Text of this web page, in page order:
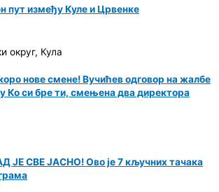
пут између Куле и Црвенке
округ, Кула
нове смене! Вучићев одговор на жалбе
Ко си бре ти, смењена два директора
СВЕ ЈАСНО! Ово је 7 кључних тачака